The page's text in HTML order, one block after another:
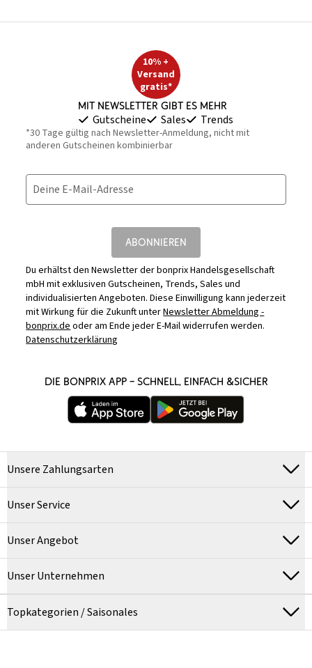
10% +
Versand
gratis*
Mit Newsletter gibt es mehr
Gutscheine Sales Trends
*30 Tage gültig nach Newsletter-Anmeldung, nicht mit
anderen Gutscheinen kombinierbar
Deine E-Mail-Adresse
ABONNIEREN
Du erhältst den Newsletter der bonprix Handelsgesellschaft
mbH mit exklusiven Gutscheinen, Trends, Sales und
individualisierten Angeboten. Diese Einwilligung kann jederzeit
mit Wirkung für die Zukunft unterNewsletter Abmeldung -
bonprix.deoder am Ende jeder E-Mail widerrufen werden.
Datenschutzerklärung
DIE BONPRIX APP – SCHNELL, EINFACH &SICHER
Unsere Zahlungsarten
Unser Service
Unser Angebot
Unser Unternehmen
Topkategorien / Saisonales